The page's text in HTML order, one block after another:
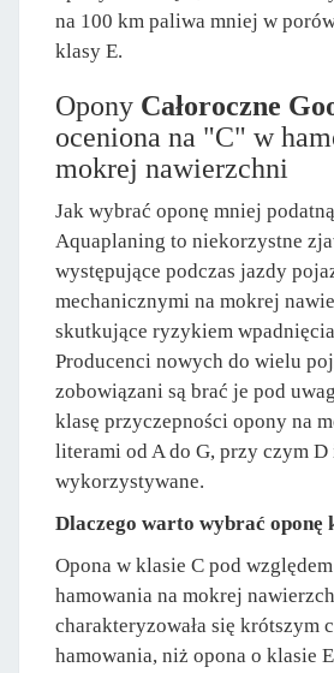
na 100 km paliwa mniej w
klasy E.
Opony Całoroczne
oceniona na "C" w
mokrej nawierzchni
Jak wybrać oponę mniej
Aquaplaning to niekorzystne
występujące podczas jazdy
mechanicznymi na mokrej
skutkujące ryzykiem
Producenci nowych do wielu
zobowiązani są brać je pod
klasę przyczepności opony na
literami od A do G, przy czym D
wykorzystywane.
Dlaczego warto wybrać oponę
Opona w klasie C pod
hamowania na mokrej
charakteryzowała się krótszym
hamowania, niż opona o klasie